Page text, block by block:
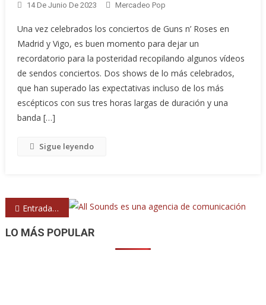
14 De Junio De 2023 Mercadeo Pop
Una vez celebrados los conciertos de Guns n’ Roses en
Madrid y Vigo, es buen momento para dejar un
recordatorio para la posteridad recopilando algunos vídeos
de sendos conciertos. Dos shows de lo más celebrados,
que han superado las expectativas incluso de los más
escépticos con sus tres horas largas de duración y una
banda […]
Sigue leyendo
Navegación
de
Entradas anteriores
LO MÁS POPULAR